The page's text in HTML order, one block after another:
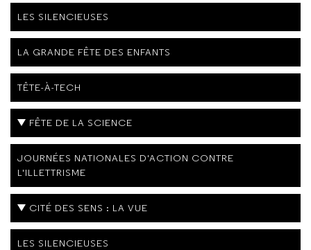
LES SILENCIEUSES
LA GRANDE FÊTE DES ENFANTS
TÊTE-À-TECH
FÊTE DE LA SCIENCE
JOURNÉES NATIONALES D'ACTION CONTRE
L'ILLETTRISME
CITÉ DES SENS : LA VUE
LES SILENCIEUSES